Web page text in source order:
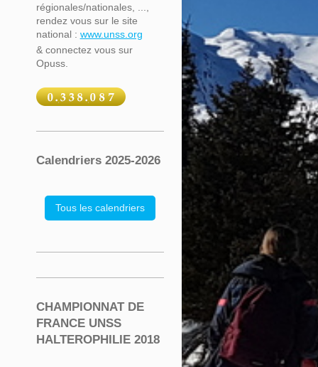
régionales/nationales, ...,
rendez vous sur le site
national : www.unss.org
& connectez vous sur
Opuss.
Calendriers 2025-2026
Tous les calendriers
CHAMPIONNAT DE
FRANCE UNSS
HALTEROPHILIE 2018